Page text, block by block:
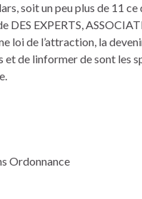
soit un peu plus de 11
DES EXPERTS,
loi de l’attraction, la
de linformer de sont les
Ordonnance